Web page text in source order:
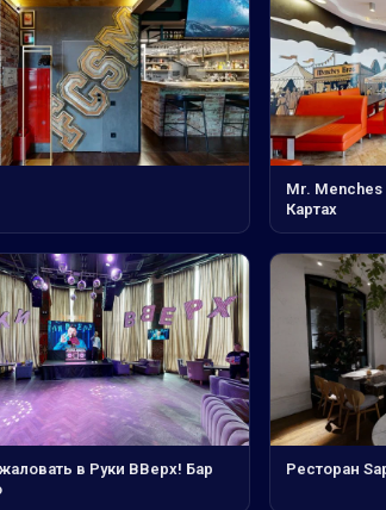
Mr.
Картах
в Руки ВВерх! Бар
Ресторан